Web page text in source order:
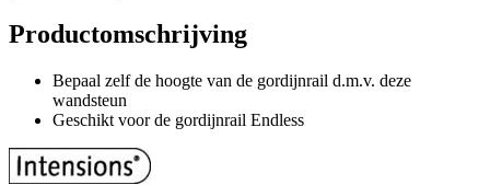
Productomschrijving
Bepaal zelf de hoogte van de gordijnrail d.m.v. deze
wandsteun
Geschikt voor de gordijnrail Endless